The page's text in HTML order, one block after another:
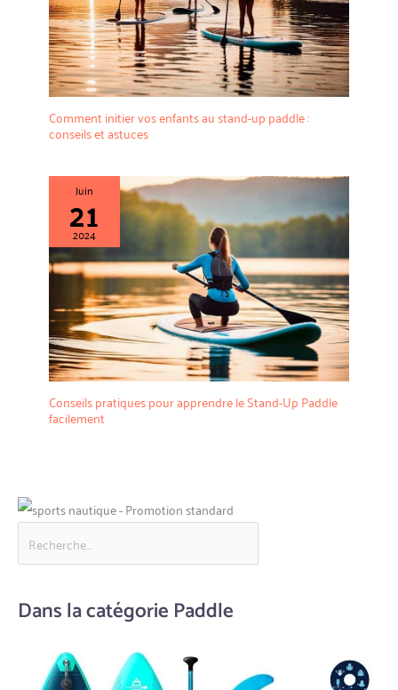
Comment initier vos enfants au stand-up paddle :
conseils et astuces
Juin
21
2024
Conseils pratiques pour apprendre le Stand-Up Paddle
facilement
Dans la catégorie Paddle